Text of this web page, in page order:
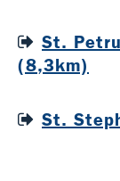
St.
(8,3km)
St.